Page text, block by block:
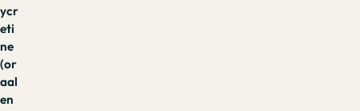
ycr
eti
ne
(or
aal
en